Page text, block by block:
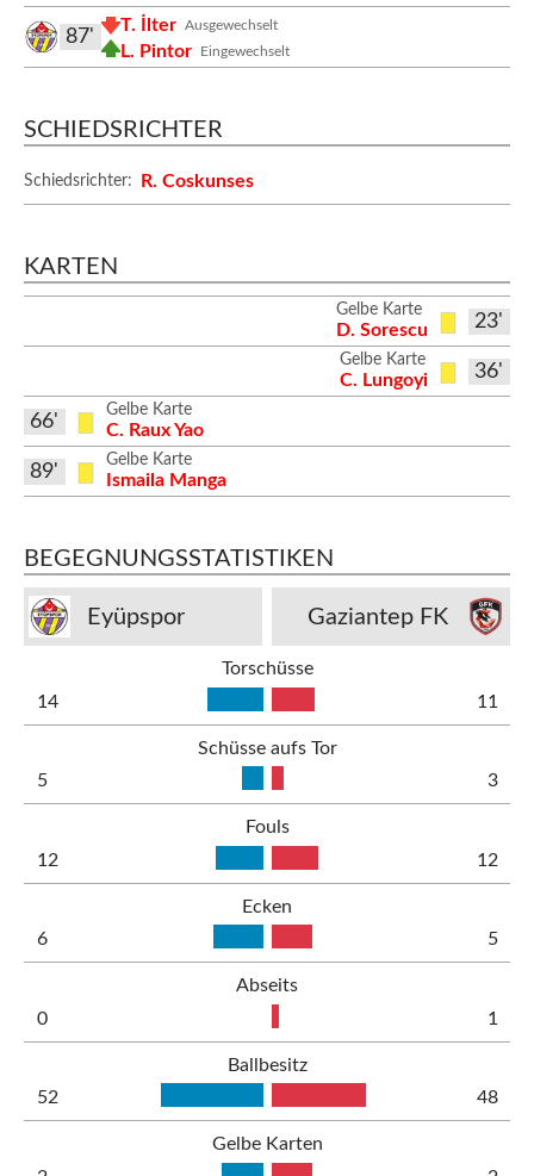
Ausgewechselt
T. İlter
Eingewechselt
L. Pintor
87'
SCHIEDSRICHTER
Schiedsrichter: R. Coskunses
KARTEN
23'
Gelbe Karte
D. Sorescu
36'
Gelbe Karte
C. Lungoyi
Gelbe Karte
C. Raux Yao
66'
Gelbe Karte
Ismaila Manga
89'
BEGEGNUNGSSTATISTIKEN
Eyüpspor Gaziantep FK
Torschüsse
14
11
Schüsse aufs Tor
5
3
Fouls
12
12
Ecken
6
5
Abseits
0
1
Ballbesitz
52
48
Gelbe Karten